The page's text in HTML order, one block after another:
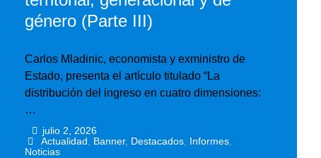
género (Parte III)
Carlos Mladinic, economista y exministro de
Estado, presenta el artículo titulado “La
distribución del ingreso en cuatro dimensiones:
…
julio 2, 2026
Actualidad Banner, Destacados Informes
Noticias